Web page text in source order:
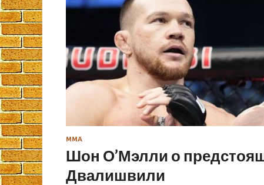
ММА
Шон О’Мэлли о
Двалишвили